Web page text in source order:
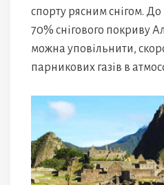
спорту рясним снігом.
70% снігового покриву
можна уповільнити,
парникових газів в